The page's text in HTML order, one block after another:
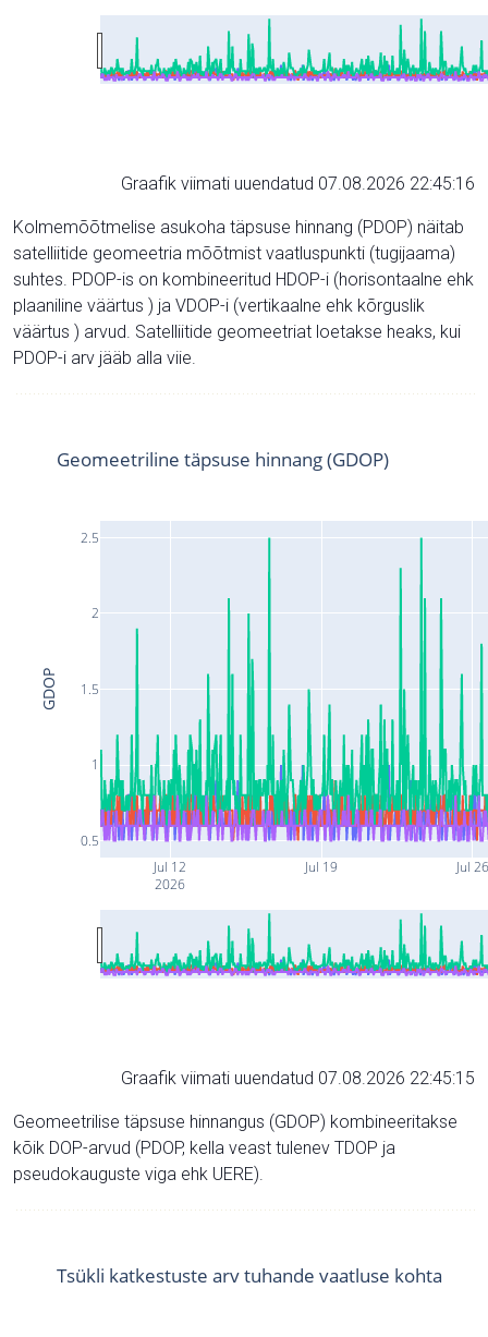
Graafik viimati uuendatud 07.08.2026 22:45:16
Kolmemõõtmelise asukoha täpsuse hinnang (PDOP) näitab
satelliitide geomeetria mõõtmist vaatluspunkti (tugijaama)
suhtes. PDOP-is on kombineeritud HDOP-i (horisontaalne ehk
plaaniline väärtus ) ja VDOP-i (vertikaalne ehk kõrguslik
väärtus ) arvud. Satelliitide geomeetriat loetakse heaks, kui
PDOP-i arv jääb alla viie.
Jul 12
2026
Jul 19 Jul 26
0.5
1
1.5
2
2.5
Geomeetriline täpsuse hinnang (GDOP)
GDOP
Graafik viimati uuendatud 07.08.2026 22:45:15
Geomeetrilise täpsuse hinnangus (GDOP) kombineeritakse
kõik DOP-arvud (PDOP, kella veast tulenev TDOP ja
pseudokauguste viga ehk UERE).
Tsükli katkestuste arv tuhande vaatluse kohta